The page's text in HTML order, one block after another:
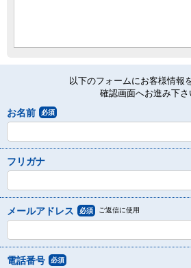
以下のフォームにお客様情報
確認画面へお進み下さ
お名前 必須
フリガナ
メールアドレス 必須 ご返信に使用
電話番号 必須